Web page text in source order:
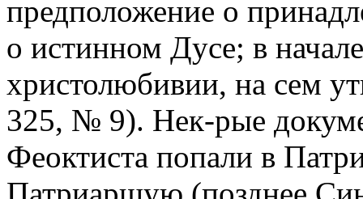
предположение о
о истинном Дусе; в
христолюбивии, на сем
325, № 9). Нек-рые
Феоктиста попали в